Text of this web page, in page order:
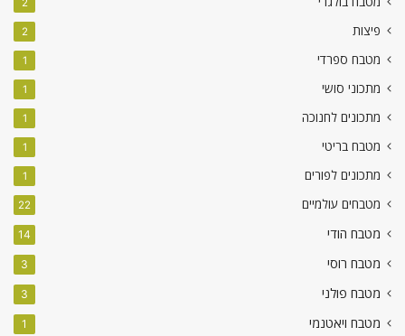
2
פיצות 2
מטבח ספרדי 1
מתכוני סושי 1
מתכונים לחנוכה 1
מטבח בריטי 1
מתכונים לפורים 1
מטבחים עולמיים 22
מטבח הודי 14
מטבח רוסי 3
מטבח פולני 3
מטבח ויאטנמי 1